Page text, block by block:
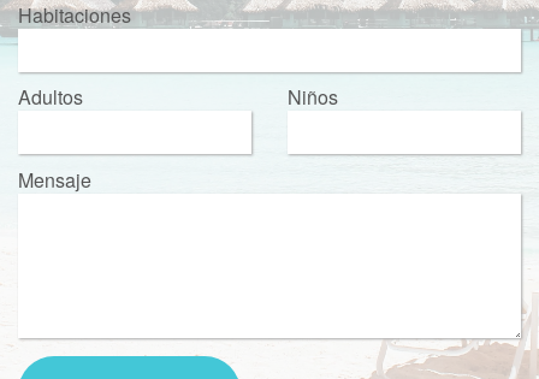
Habitaciones
Adultos Niños
Mensaje